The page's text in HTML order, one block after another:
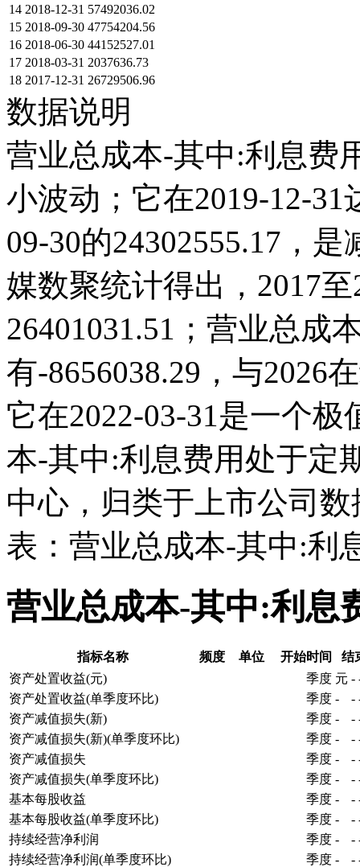
14 2018-12-31 57492036.02
15 2018-09-30 47754204.56
16 2018-06-30 44152527.01
17 2018-03-31 2037636.73
18 2017-12-31 26729506.96
数据说明
营业总成本-其中:利息费
小波动；它在2019-12-31
09-30的24302555.17，
媒数聚统计得出，2017
26401031.51；营业总成
有-8656038.29，与2026
它在2022-03-31是一个
本-其中:利息费用处于定
中心，归类于上市公司
表：营业总成本-其中:利
营业总成本-其中:利息
指标名称 频度 单位 开始时间
结
资产处置收益(元)
季度 元 -
资产处置收益(单季度环比)
季度 - -
资产减值损失(新)
季度 - -
资产减值损失(新)(单季度环比)
季度 - -
资产减值损失
季度 - -
资产减值损失(单季度环比)
季度 - -
基本每股收益
季度 - -
基本每股收益(单季度环比)
季度 - -
持续经营净利润
季度 - -
持续经营净利润(单季度环比)
季度 - -